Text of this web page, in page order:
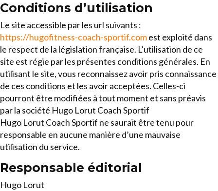
Conditions d’utilisation
Le site accessible par les url suivants :
https://hugofitness-coach-sportif.comest exploité dans
le respect de la législation française. L’utilisation de ce
site est régie par les présentes conditions générales. En
utilisant le site, vous reconnaissez avoir pris connaissance
de ces conditions et les avoir acceptées. Celles-ci
pourront être modifiées à tout moment et sans préavis
par la société Hugo Lorut Coach Sportif
Hugo Lorut Coach Sportif ne saurait être tenu pour
responsable en aucune manière d’une mauvaise
utilisation du service.
Responsable éditorial
Hugo Lorut